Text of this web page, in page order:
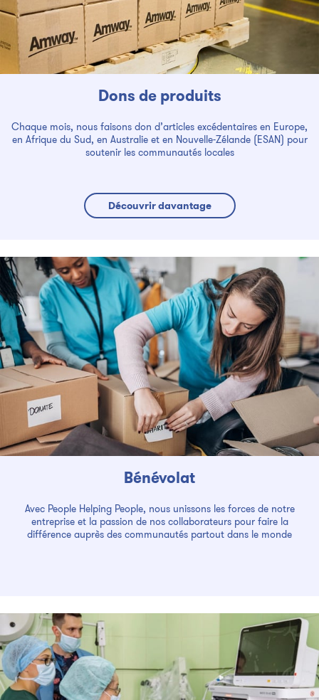
Dons de produits
Chaque mois, nous faisons don d’articles excédentaires en Europe,
en Afrique du Sud, en Australie et en Nouvelle-Zélande (ESAN) pour
soutenir les communautés locales
Découvrir davantage
Bénévolat
Avec People Helping People, nous unissons les forces de notre
entreprise et la passion de nos collaborateurs pour faire la
différence auprès des communautés partout dans le monde